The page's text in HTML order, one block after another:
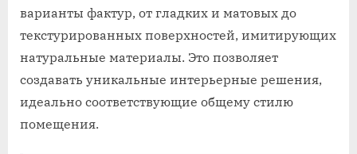
варианты фактур, от гладких и матовых до
текстурированных поверхностей, имитирующих
натуральные материалы. Это позволяет
создавать уникальные интерьерные решения,
идеально соответствующие общему стилю
помещения.